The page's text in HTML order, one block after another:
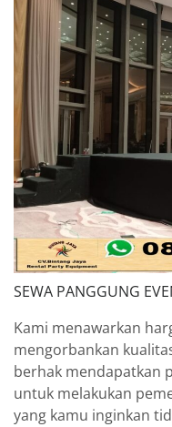
SEWA PANGGUNG
Kami menawarkan
mengorbankan
berhak mendapatkan
untuk melakukan
yang kamu inginkan